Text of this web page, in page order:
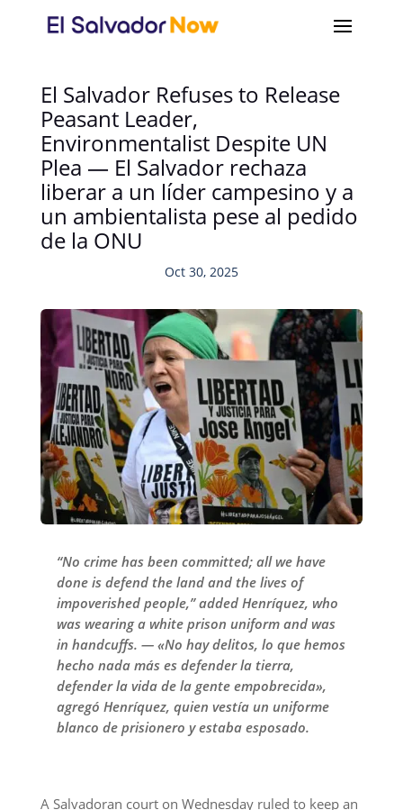
El Salvador Refuses to Release
Peasant Leader,
Environmentalist Despite UN
Plea — El Salvador rechaza
liberar a un líder campesino y a
un ambientalista pese al pedido
de la ONU
Oct 30, 2025
“No crime has been committed; all we have
done is defend the land and the lives of
impoverished people,” added Henríquez, who
was wearing a white prison uniform and was
in handcuffs. — «No hay delitos, lo que hemos
hecho nada más es defender la tierra,
defender la vida de la gente empobrecida»,
agregó Henríquez, quien vestía un uniforme
blanco de prisionero y estaba esposado.
A Salvadoran court on Wednesday ruled to keep an